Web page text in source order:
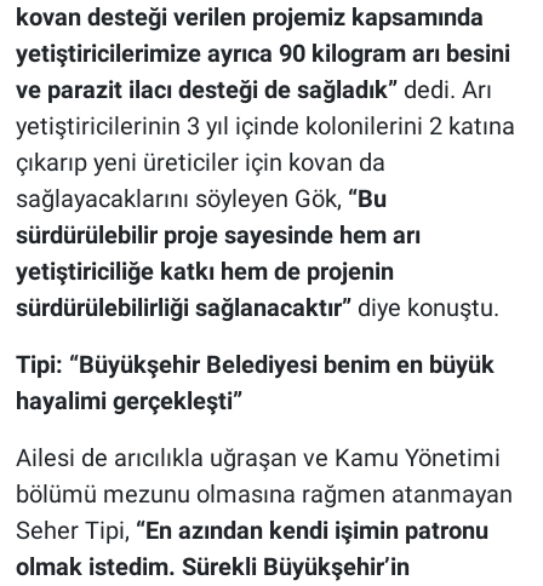
kovan desteği verilen projemiz kapsamında
yetiştiricilerimize ayrıca 90 kilogram arı besini
ve parazit ilacı desteği de sağladık”dedi. Arı
yetiştiricilerinin 3 yıl içinde kolonilerini 2 katına
çıkarıp yeni üreticiler için kovan da
sağlayacaklarını söyleyen Gök, “Bu
sürdürülebilir proje sayesinde hem arı
yetiştiriciliğe katkı hem de projenin
sürdürülebilirliği sağlanacaktır”diye konuştu.
Tipi: “Büyükşehir Belediyesi benim en büyük
hayalimi gerçekleşti”
Ailesi de arıcılıkla uğraşan ve Kamu Yönetimi
bölümü mezunu olmasına rağmen atanmayan
Seher Tipi, “En azından kendi işimin patronu
olmak istedim. Sürekli Büyükşehir’in